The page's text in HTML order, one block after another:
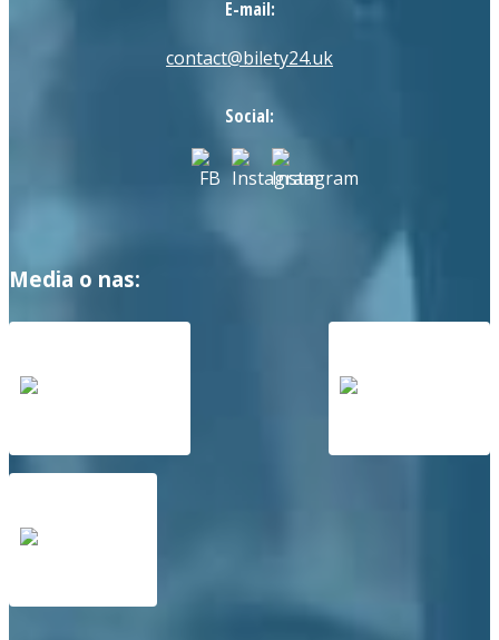
E-mail:
contact@bilety24.uk
Social:
Media o nas: